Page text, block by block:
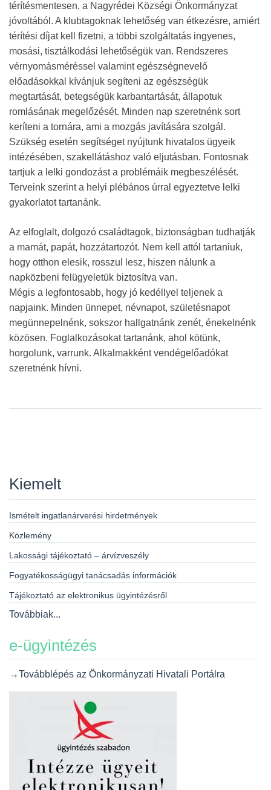
térítésmentesen, a Nagyrédei Községi Önkormányzat
jóvoltából. A klubtagoknak lehetőség van étkezésre, amiért
térítési díjat kell fizetni, a többi szolgáltatás ingyenes,
mosási, tisztálkodási lehetőségük van. Rendszeres
vérnyomásméréssel valamint egészségnevelő
előadásokkal kívánjuk segíteni az egészségük
megtartását, betegségük karbantartását, állapotuk
romlásának megelőzését. Minden nap szeretnénk sort
keríteni a tornára, ami a mozgás javítására szolgál.
Szükség esetén segítséget nyújtunk hivatalos ügyeik
intézésében, szakellátáshoz való eljutásban. Fontosnak
tartjuk a lelki gondozást a problémáik megbeszélését.
Terveink szerint a helyi plébános úrral egyeztetve lelki
gyakorlatot tartanánk.
Az elfoglalt, dolgozó családtagok, biztonságban tudhatják
a mamát, papát, hozzátartozót. Nem kell attól tartaniuk,
hogy otthon elesik, rosszul lesz, hiszen nálunk a
napközbeni felügyeletük biztosítva van.
Mégis a legfontosabb, hogy jó kedéllyel teljenek a
napjaink. Minden ünnepet, névnapot, születésnapot
megünnepelnénk, sokszor hallgatnánk zenét, énekelnénk
közösen. Foglalkozásokat tartanánk, ahol kötünk,
horgolunk, varrunk. Alkalmakként vendégelőadókat
szeretnénk hívni.
Kiemelt
Ismételt ingatlanárverési hirdetmények
Közlemény
Lakossági tájékoztató – árvízveszély
Fogyatékosságügyi tanácsadás információk
Tájékoztató az elektronikus ügyintézésről
Továbbiak...
e-ügyintézés
→Továbblépés az Önkormányzati Hivatali Portálra